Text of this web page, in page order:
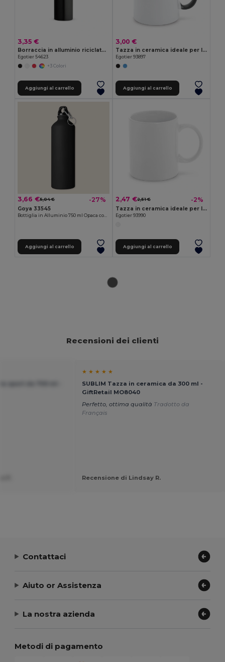
3,35 €
Borraccia in alluminio riciclato con moschettone 530 mL
Egotier 54623
+3 Colori
Aggiungi al carrello
3,00 €
Tazza in ceramica ideale per la sublimazione
Egotier 93897
Aggiungi al carrello
3,66 €5,04 € -27%
Goya 33545
Bottiglia in Alluminio 750 ml Opaca con Moschettone MATT
Aggiungi al carrello
2,47 €2,51 € -2%
Tazza in ceramica ideale per la sublimazione da 350 mL
Egotier 93990
Aggiungi al carrello
Recensioni dei clienti
★ ★ ★ ★ ★
SUBLIM Tazza in ceramica da 300 ml -
GiftRetail MO8040
Perfetto, ottima qualità Tradotto da
Français
Recensione di Lindsay R.
Contattaci
Aiuto or Assistenza
La nostra azienda
Metodi di pagamento